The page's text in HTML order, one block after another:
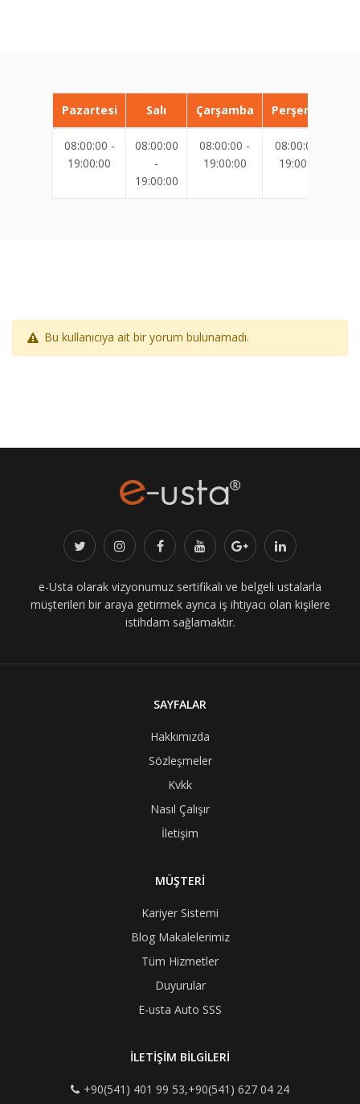
Pazartesi Salı Çarşamba Perşembe
08:00:00 -
19:00:00
08:00:00
-
19:00:00
08:00:00 -
19:00:00
08:00:00 -
19:00:00
Bu kullanıcıya ait bir yorum bulunamadı.
e-Usta olarak vizyonumuz sertifikalı ve belgeli ustalarla
müşterileri bir araya getirmek ayrıca iş ihtiyacı olan kişilere
istihdam sağlamaktır.
SAYFALAR
Hakkımızda
Sözleşmeler
Kvkk
Nasıl Çalışır
İletişim
MÜŞTERİ
Kariyer Sistemi
Blog Makalelerimiz
Tüm Hizmetler
Duyurular
E-usta Auto SSS
İLETİŞİM BİLGİLERİ
+90(541) 401 99 53,+90(541) 627 04 24